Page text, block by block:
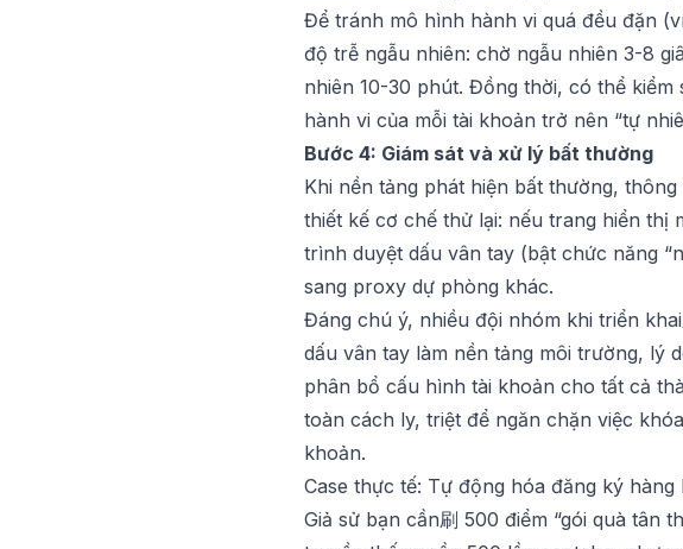
Để tránh mô hình hành vi quá đều đặn
độ trễ ngẫu nhiên: chờ ngẫu nhiên 3-8
nhiên 10-30 phút. Đồng thời, có thể
hành vi của mỗi tài khoản trở nên “tự
Bước 4: Giám sát và xử lý bất thường
Khi nền tảng phát hiện bất thường,
thiết kế cơ chế thử lại: nếu trang hiển thị
trình duyệt dấu vân tay (bật chức năng
sang proxy dự phòng khác.
Đáng chú ý, nhiều đội nhóm khi triển
dấu vân tay làm nền tảng môi trường, lý
phân bổ cấu hình tài khoản cho tất cả
toàn cách ly, triệt để ngăn chặn việc
khoản.
Case thực tế: Tự động hóa đăng ký
Giả sử bạn cần刷 500 điểm “gói quà tân